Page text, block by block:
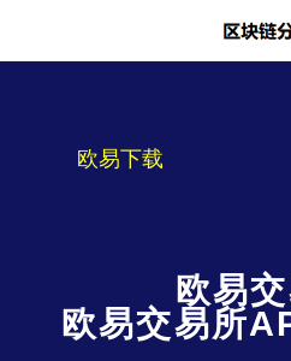
欧易下载
欧易
欧易交易所